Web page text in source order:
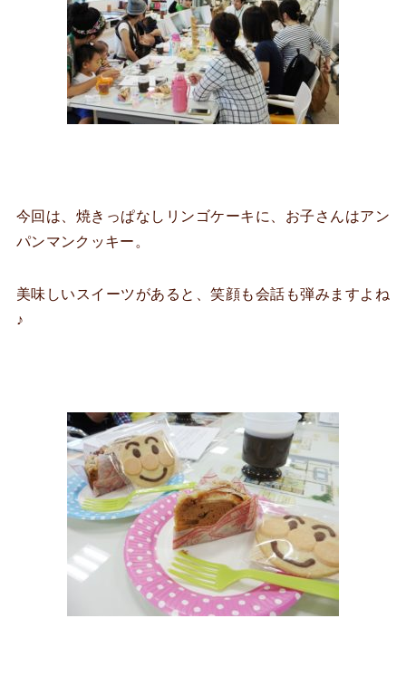
今回は、焼きっぱなしリンゴケーキに、お子さんはアン
パンマンクッキー。
美味しいスイーツがあると、笑顔も会話も弾みますよね
♪